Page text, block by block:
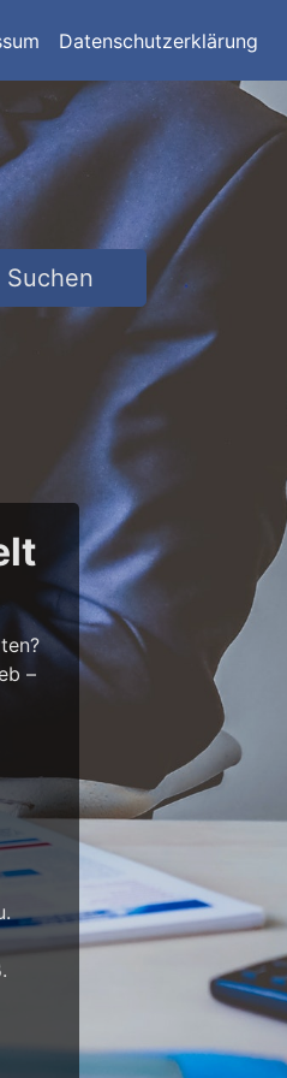
Datenschutzerklärung
Suchen
–